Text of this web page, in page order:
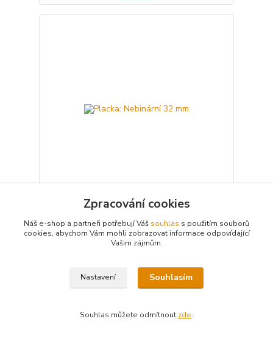
Placka: Nebinární 32 mm
30 Kč /ks Není skladem
Detail
Zpracování cookies
Náš e-shop a partneři potřebují Váš souhlas s použitím souborů
cookies, abychom Vám mohli zobrazovat informace odpovídající
Vašim zájmům.
Nastavení Souhlasím
Souhlas můžete odmítnout zde.